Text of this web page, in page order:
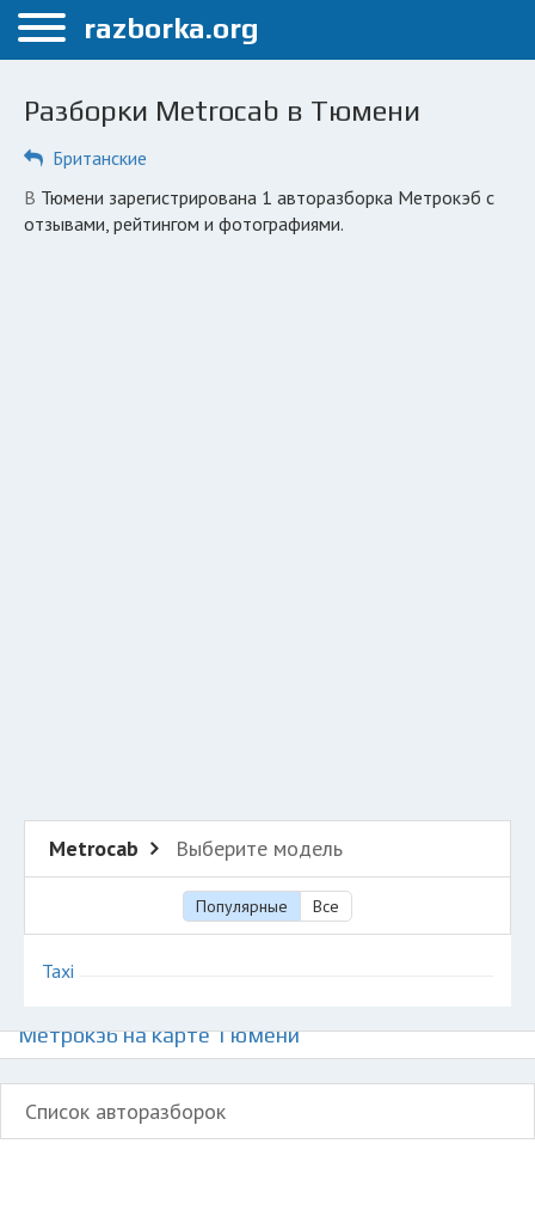
Меню
Тюмень
ПОЛЬЗОВАТЕЛЯМ
Каталог разборок
Разборки Metrocab в Тюмени
Британские
в Тюмени зарегистрирована 1 авторазборка Метрокэб с
отзывами, рейтингом и фотографиями.
Metrocab Выберите модель
Популярные Все
Taxi
Метрокэб на карте Тюмени
Список авторазборок
razborka.org